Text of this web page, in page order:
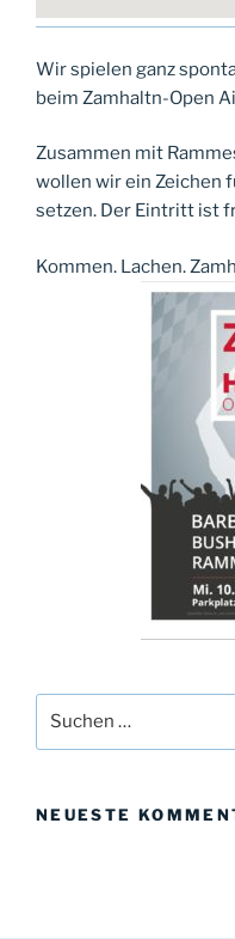
Wir spielen ganz
beim Zamhaltn-Open
Zusammen mit
wollen wir ein Zeichen
setzen. Der Eintritt ist
Kommen. Lachen.
nach:
NEUESTE